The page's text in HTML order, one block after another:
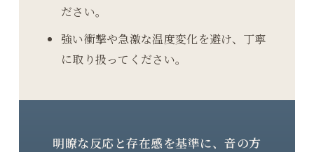
ださい。
強い衝撃や急激な温度変化を避け、丁寧
に取り扱ってください。
明瞭な反応と存在感を基準に、音の方